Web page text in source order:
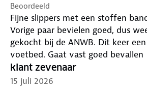
Beoordeeld
Fijne slippers met een stoffen
Vorige paar bevielen goed, dus
gekocht bij de ANWB. Dit keer
voetbed. Gaat vast goed bevallen
klant zevenaar
15 juli 2026